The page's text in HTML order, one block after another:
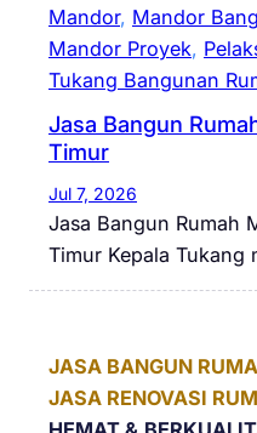
Mandor, Mandor
Mandor Proyek,
Tukang Bangunan
Jasa Bangun
Timur
Jul 7, 2026
Jasa Bangun Rumah
Timur Kepala Tukang
JASA BANGUN
JASA RENOVASI